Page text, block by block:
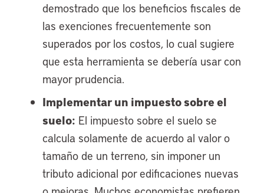
demostrado que los beneficios fiscales de
las exenciones frecuentemente son
superados por los costos, lo cual sugiere
que esta herramienta se debería usar con
mayor prudencia.
Implementar un impuesto sobre el
suelo: El impuesto sobre el suelo se
calcula solamente de acuerdo al valor o
tamaño de un terreno, sin imponer un
tributo adicional por edificaciones nuevas